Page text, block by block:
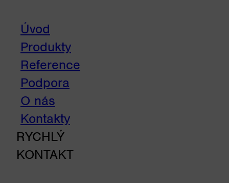
Úvod
Produkty
Reference
Podpora
O nás
Kontakty
RYCHLÝ
KONTAKT